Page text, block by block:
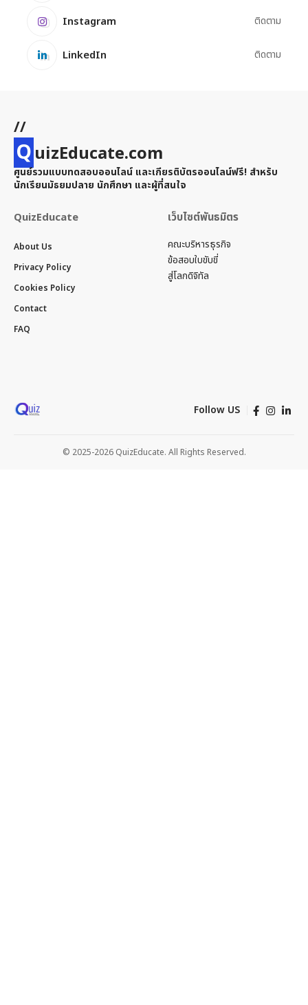
Instagram ติดตาม
LinkedIn ติดตาม
//
QuizEducate.com
ศูนย์รวมแบบทดสอบออนไลน์ และเกียรติบัตรออนไลน์ฟรี! สำหรับ
นักเรียนมัธยมปลาย นักศึกษา และผู้ที่สนใจ
QuizEducate
About Us
Privacy Policy
Cookies Policy
Contact
FAQ
เว็บไซต์พันธมิตร
คณะบริหารธุรกิจ
ข้อสอบใบขับขี่
สู่โลกดิจิทัล
Follow US
© 2025-2026 QuizEducate. All Rights Reserved.